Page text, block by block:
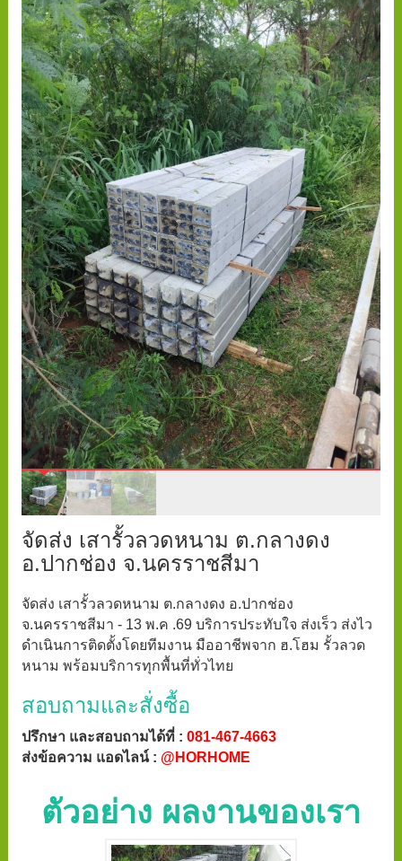
จัดส่ง เสารั้วลวดหนาม ต.กลางดง
อ.ปากช่อง จ.นครราชสีมา
จัดส่ง เสารั้วลวดหนาม ต.กลางดง อ.ปากช่อง
จ.นครราชสีมา - 13 พ.ค .69 บริการประทับใจ ส่งเร็ว ส่งไว
ดำเนินการติดตั้งโดยทีมงาน มืออาชีพจาก ฮ.โฮม รั้วลวด
หนาม พร้อมบริการทุกพื้นที่ทั่วไทย
สอบถามและสั่งซื้อ
ปรึกษา และสอบถามได้ที่ : 081-467-4663
ส่งข้อความ แอดไลน์ : @HORHOME
ตัวอย่าง ผลงานของเรา